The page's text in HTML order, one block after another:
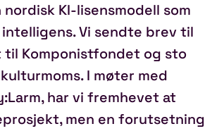
KI‑lisensmodell som
Vi sendte brev til
til Komponistfondet og sto
kulturmoms. I møter med
har vi fremhevet at
men en forutsetning